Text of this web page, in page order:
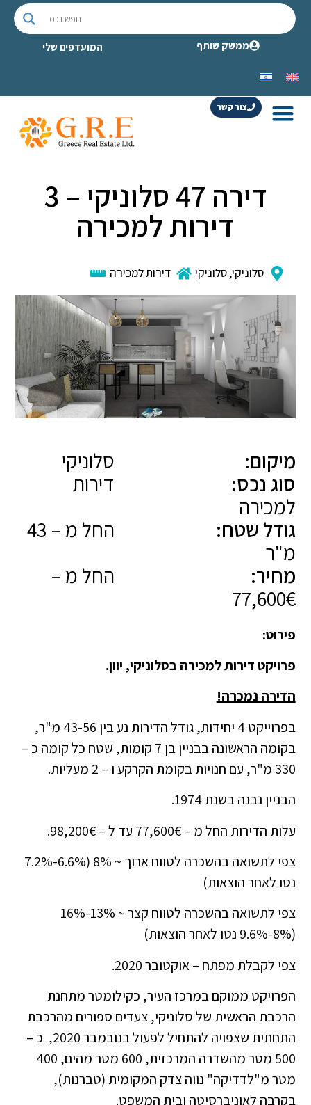
ממשק שותף המועדפים שלי
צור קשר
דירה 47 סלוניקי – 3
דירות למכירה
סלוניקי,סלוניקי דירות למכירה
מיקום:
סלוניקי
סוג נכס:
דירות
למכירה
גודל שטח:
החל מ – 43
מ"ר
מחיר:
החל מ –
77,600€
פירוט:
פרויקט דירות למכירה בסלוניקי, יוון.
הדירה נמכרה!
בפרוייקט 4 יחידות, גודל הדירות נע בין 43-56 מ"ר,
בקומה הראשונה בבניין בן 7 קומות, שטח כל קומה כ –
330 מ"ר, עם חנויות בקומת הקרקע ו – 2 מעליות.
הבניין נבנה בשנת 1974.
עלות הדירות החל מ – 77,600€ עד ל – 98,200€.
צפי לתשואה בהשכרה לטווח ארוך ~ 8% (6.6%-7.2%
נטו לאחר הוצאות)
צפי לתשואה בהשכרה לטווח קצר ~ 13%-16%
(8%-9.6% נטו לאחר הוצאות)
צפי לקבלת מפתח – אוקטובר 2020.
הפרויקט ממוקם במרכז העיר, כקילומטר מתחנת
הרכבת הראשית של סלוניקי, צעדים ספורים מהרכבת
התחתית שצפויה להתחיל לפעול בנובמבר 2020, כ –
500 מטר מהשדרה המרכזית, 600 מטר מהים, 400
מטר מ"לדדיקה" נווה צדק המקומית (טברנות),
בקרבה לאוניברסיטה ובית המשפט.